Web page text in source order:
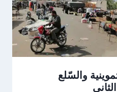
والسّلع